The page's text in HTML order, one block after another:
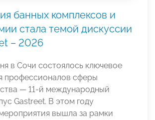
банных комплексов и
стала темой дискуссии
– 2026
в Сочи состоялось ключевое
профессионалов сферы
— 11-й международный
Gastreet. В этом году
вышла за рамки